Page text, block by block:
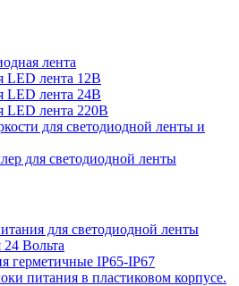
лента
LED лента 12В
LED лента 24В
LED лента 220В
для светодиодной ленты и
для светодиодной ленты
для светодиодной ленты
Вольта
герметичные IP65-IP67
питания в пластиковом корпусе.